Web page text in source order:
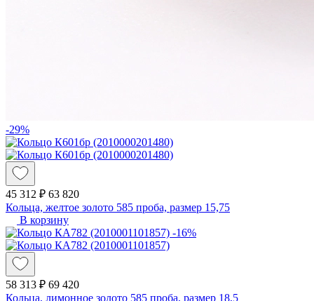
-29%
45 312 ₽ 63 820
Кольца, желтое золото 585 проба, размер 15,75
В корзину
-16%
58 313 ₽ 69 420
Кольца, лимонное золото 585 проба, размер 18,5